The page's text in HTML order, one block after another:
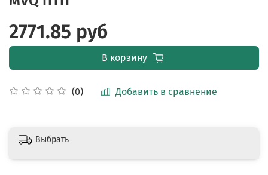
(0) Добавить в сравнение
2771.85 руб
В корзину
Выбрать